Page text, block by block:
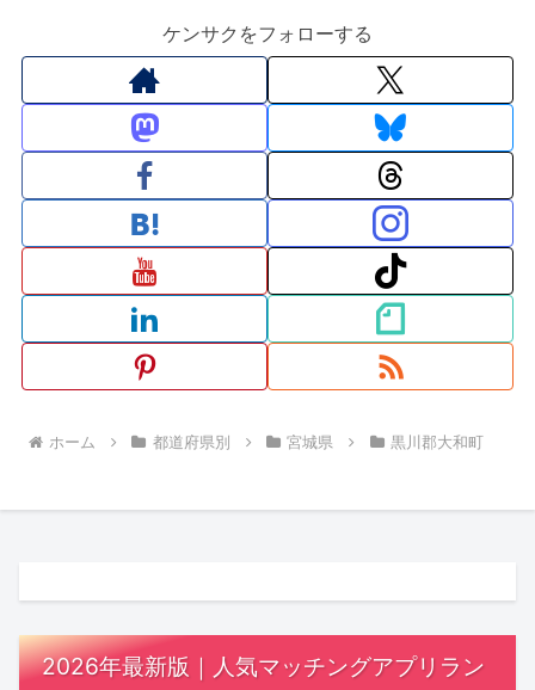
ケンサクをフォローする
ホーム 都道府県別 宮城県 黒川郡大和町
2026年最新版｜人気マッチングアプリラン